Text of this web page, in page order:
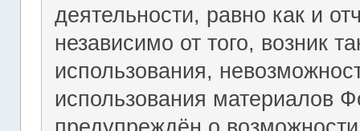
деятельности, равно как и
независимо от того, возник
использования,
использования материалов